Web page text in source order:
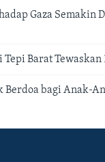
Gaza Semakin
Barat Tewaskan
Berdoa bagi Anak-